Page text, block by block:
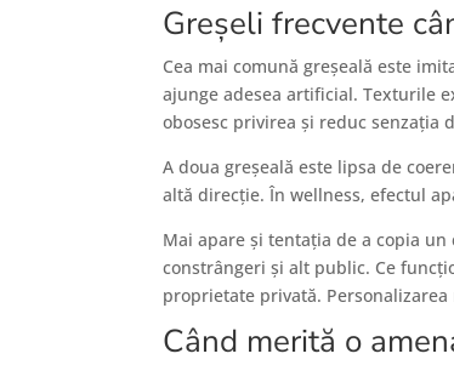
Greșeli frecvente
Cea mai comună greșeală este
ajunge adesea artificial. Texturile
obosesc privirea și reduc senzația
A doua greșeală este lipsa de
altă direcție. În wellness, efectul
Mai apare și tentația de a copia
constrângeri și alt public. Ce
proprietate privată.
Când merită o